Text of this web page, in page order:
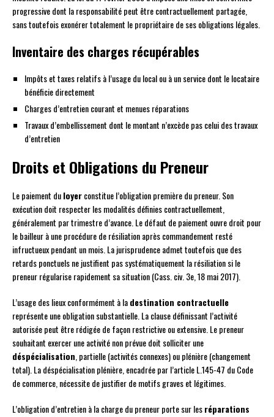
progressive dont la responsabilité peut être contractuellement partagée,
sans toutefois exonérer totalement le propriétaire de ses obligations légales.
Inventaire des charges récupérables
Impôts et taxes relatifs à l’usage du local ou à un service dont le locataire
bénéficie directement
Charges d’entretien courant et menues réparations
Travaux d’embellissement dont le montant n’excède pas celui des travaux
d’entretien
Droits et Obligations du Preneur
Le paiement duloyerconstitue l’obligation première du preneur. Son
exécution doit respecter les modalités définies contractuellement,
généralement par trimestre d’avance. Le défaut de paiement ouvre droit pour
le bailleur à une procédure de résiliation après commandement resté
infructueux pendant un mois. La jurisprudence admet toutefois que des
retards ponctuels ne justifient pas systématiquement la résiliation si le
preneur régularise rapidement sa situation (Cass. civ. 3e, 18 mai 2017).
L’usage des lieux conformément à ladestination contractuelle
représente une obligation substantielle. La clause définissant l’activité
autorisée peut être rédigée de façon restrictive ou extensive. Le preneur
souhaitant exercer une activité non prévue doit solliciter une
déspécialisation, partielle (activités connexes) ou plénière (changement
total). La déspécialisation plénière, encadrée par l’article L.145-47 du Code
de commerce, nécessite de justifier de motifs graves et légitimes.
L’obligation d’entretien à la charge du preneur porte sur lesréparations